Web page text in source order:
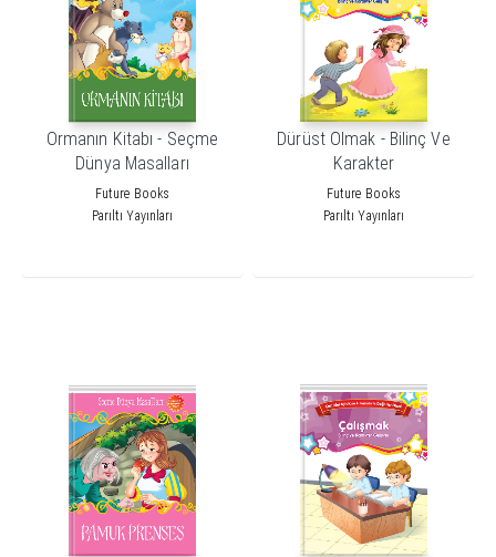
Ormanın Kitabı - Seçme
Dünya Masalları
Future Books
Parıltı Yayınları
Dürüst Olmak - Bilinç Ve
Karakter
Future Books
Parıltı Yayınları